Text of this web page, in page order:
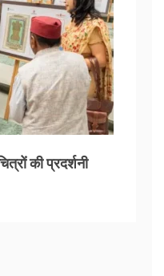
की प्रदर्शनी